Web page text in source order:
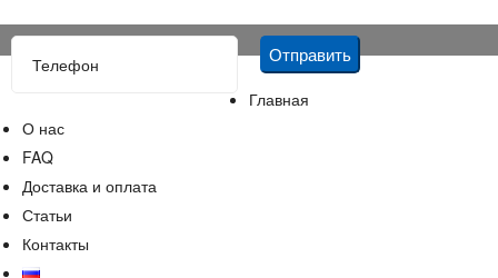
Главная
О нас
FAQ
Доставка и оплата
Статьи
Контакты